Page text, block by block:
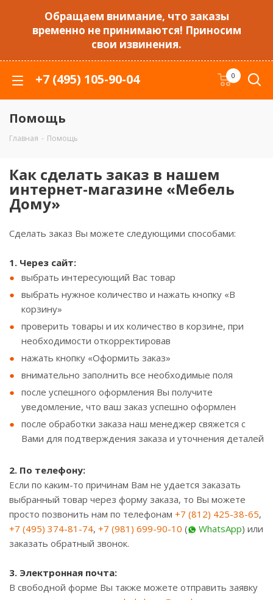
Обращаем внимание, что заказы
временно не принимаются! Приносим
свои извинения.
+7 (495) 105-90-04 0
Помощь
Главная - Помощь
Как сделать заказ в нашем
интернет-магазине «Мебель
Дому»
Сделать заказ Вы можете следующими способами:
1. Через сайт:
выбрать интересующий Вас товар
выбрать нужное количество и нажать кнопку «В
корзину»
проверить товары и их количество в корзине, при
необходимости откорректировав
нажать кнопку «Оформить заказ»
внимательно заполнить все необходимые поля
после успешного оформления Вы получите
уведомление, что ваш заказ успешно оформлен
после обработки заказа наш менеджер свяжется c
Вами для подтверждения заказа и уточнения деталей
2. По телефону:
Если по каким-то причинам Вам не удается заказать
выбранный товар через форму заказа, то Вы можете
просто позвонить нам по телефонам +7 (812) 425-38-65,
+7 (495) 374-81-74, +7 (981) 699-90-10 ( WhatsApp) или
заказать обратный звонок.
3. Электронная почта:
В свободной форме Вы также можете отправить заявку